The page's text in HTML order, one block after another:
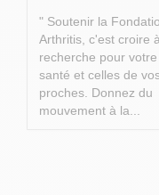
" Soutenir la
Arthritis, c'est croire
recherche pour votre
santé et celles de
proches. Donnez du
mouvement à la...